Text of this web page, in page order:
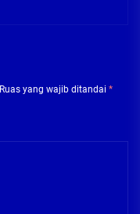
Ruas yang wajib ditandai *